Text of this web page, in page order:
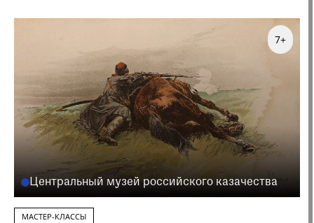
Центральный музей российского казачества
7+
МАСТЕР-КЛАССЫ